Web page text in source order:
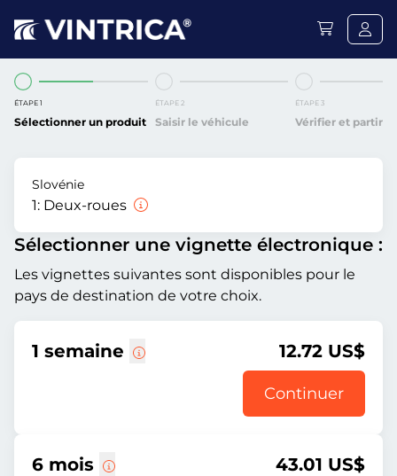
ÉTAPE 1
Sélectionner un produit
ÉTAPE 2
Saisir le véhicule
ÉTAPE 3
Vérifier et partir
Slovénie
1: Deux-roues
Sélectionner une vignette électronique :
Les vignettes suivantes sont disponibles pour le
pays de destination de votre choix.
1 semaine 12.72 US$
Continuer
6 mois 43.01 US$